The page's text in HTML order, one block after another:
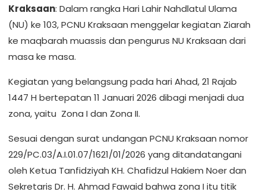
Kraksaan: Dalam rangka Hari Lahir Nahdlatul Ulama
(NU) ke 103, PCNU Kraksaan menggelar kegiatan Ziarah
ke maqbarah muassis dan pengurus NU Kraksaan dari
masa ke masa.
Kegiatan yang belangsung pada hari Ahad, 21 Rajab
1447 H bertepatan 11 Januari 2026 dibagi menjadi dua
zona, yaitu Zona I dan Zona II.
Sesuai dengan surat undangan PCNU Kraksaan nomor
229/PC.03/A.I.01.07/1621/01/2026 yang ditandatangani
oleh Ketua Tanfidziyah KH. Chafidzul Hakiem Noer dan
Sekretaris Dr. H. Ahmad Fawaid bahwa zona I itu titik